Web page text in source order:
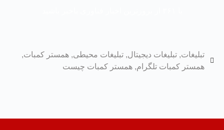
تبلیغات,تبلیغات دیجیتال ,تبلیغات محیطی ,همستر کمبات,
همستر کمبات تلگرام,همستر کمبات چیست